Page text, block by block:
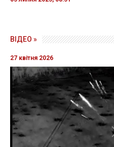
ВІДЕО »
27 квітня 2026